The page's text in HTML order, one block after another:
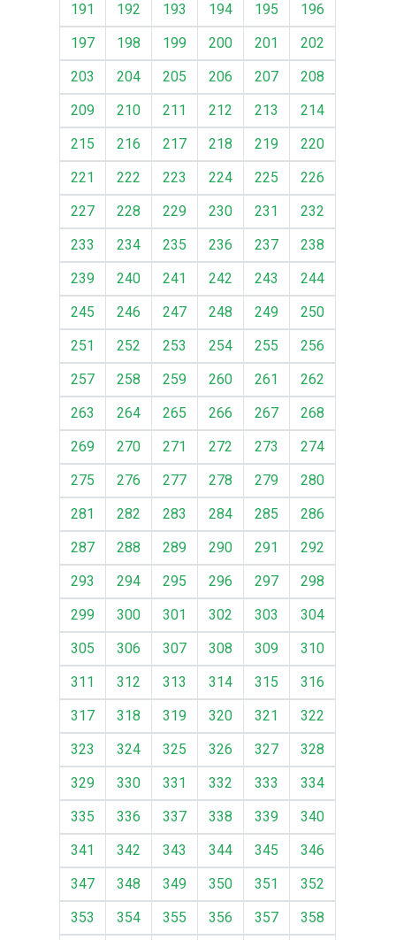
191
192 193 194 195
196
197
198 199 200 201
202
203
204 205 206 207
208
209
210 211 212 213
214
215
216 217 218 219
220
221
222 223 224 225
226
227
228 229 230 231
232
233
234 235 236 237
238
239
240 241 242 243
244
245
246 247 248 249
250
251
252 253 254 255
256
257
258 259 260 261
262
263
264 265 266 267
268
269
270 271 272 273
274
275
276 277 278 279
280
281
282 283 284 285
286
287
288 289 290 291
292
293
294 295 296 297
298
299
300 301 302 303
304
305
306 307 308 309
310
311
312 313 314 315
316
317
318 319 320 321
322
323
324 325 326 327
328
329
330 331 332 333
334
335
336 337 338 339
340
341
342 343 344 345
346
347
348 349 350 351
352
353
354 355 356 357 358